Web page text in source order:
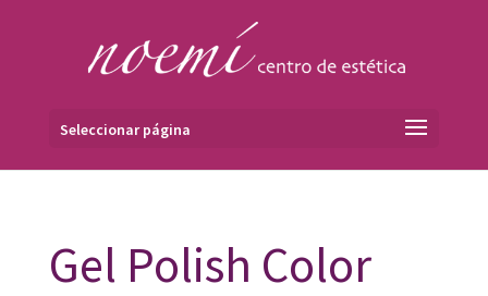
Seleccionar página
Gel Polish Color